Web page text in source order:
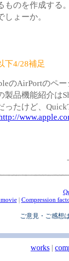
ものを作成する
しょーか。
下4/28補足
のAirPortのペー
製品機能紹介は
ったけど、
| Compression
ご意見・ご感想
works |